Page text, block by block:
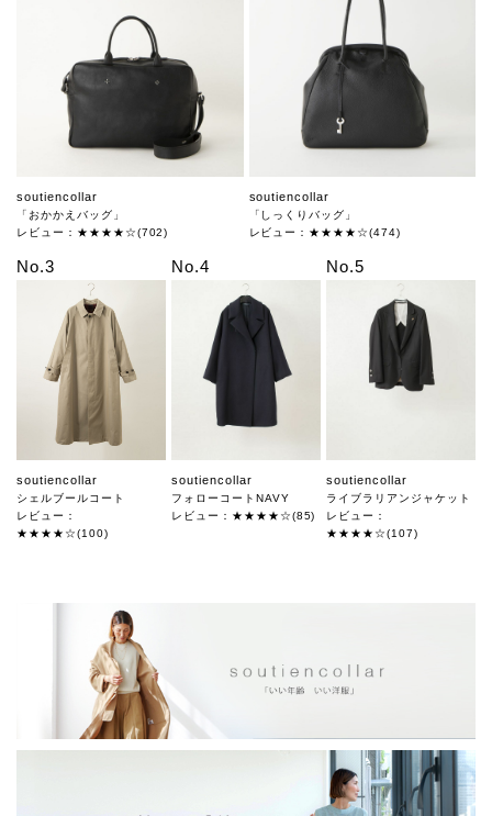
soutiencollar
「おかかえバッグ」
レビュー：★★★★☆(702)
soutiencollar
「しっくりバッグ」
レビュー：★★★★☆(474)
No.3
soutiencollar
シェルブールコート
レビュー：
★★★★☆(100)
No.4
soutiencollar
フォローコートNAVY
レビュー：★★★★☆(85)
No.5
soutiencollar
ライブラリアンジャケット
レビュー：
★★★★☆(107)